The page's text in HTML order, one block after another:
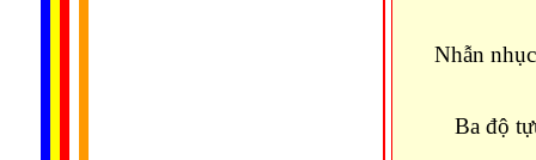
Nhẫn
Ba độ